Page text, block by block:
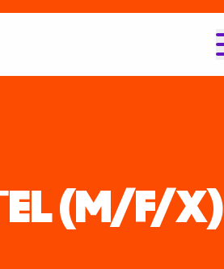
(M/F/X)